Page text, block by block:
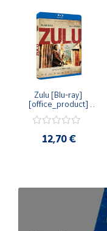
Zulu [Blu-ray]
[office_product]
12,70 €